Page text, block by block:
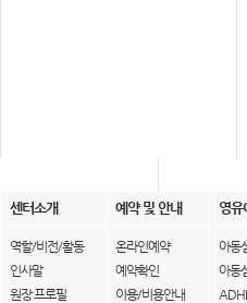
센터소개 예약 및 안내 영유
역할/비전/활동
인사말
원장 프로필
온라인예약
예약확인
이용/비용안내
아동
아동